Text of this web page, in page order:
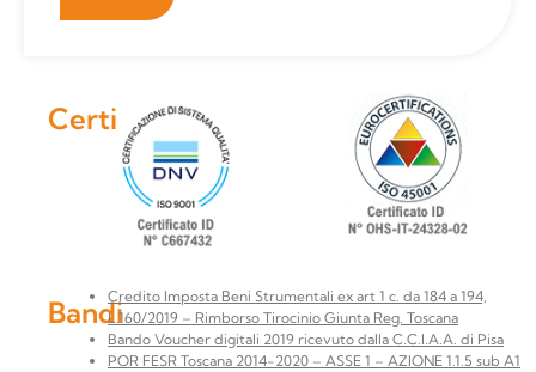
Certificazioni
BandiCredito Imposta Beni Strumentali ex art 1 c. da 184 a 194,
L.160/2019 – Rimborso Tirocinio Giunta Reg. Toscana
Bando Voucher digitali 2019 ricevuto dalla C.C.I.A.A. di Pisa
POR FESR Toscana 2014-2020 – ASSE 1 – AZIONE 1.1.5 sub A1